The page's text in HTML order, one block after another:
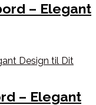
– Elegant
– Elegant